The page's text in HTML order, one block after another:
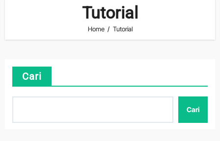
Tutorial
Home Tutorial
Cari
Cari